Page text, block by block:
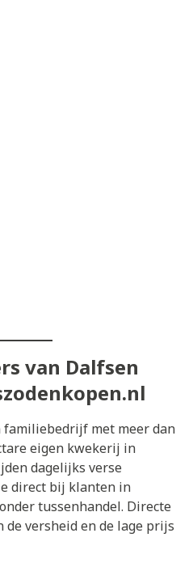
van Dalfsen
familiebedrijf met meer dan
eigen kwekerij in
dagelijks verse
direct bij klanten in
tussenhandel. Directe
versheid en de lage prijs